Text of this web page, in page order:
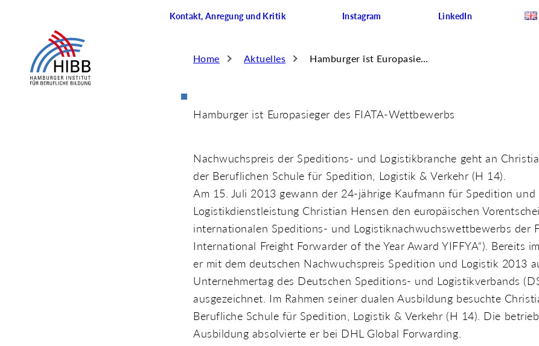
Kontakt, Anregung und Kritik Instagram LinkedIn
Home Aktuelles Hamburger ist Europasieger des FIATA-Wettbewerbs
Hamburger ist Europasieger des FIATA-Wettbewerbs
Nachwuchspreis der Speditions- und Logistikbranche geht an
der Beruflichen Schule für Spedition, Logistik & Verkehr (H 14).
Am 15. Juli 2013 gewann der 24-jährige Kaufmann für Spedition und
Logistikdienstleistung Christian Hensen den europäischen
internationalen Speditions- und Logistiknachwuchswettbewerbs der
International Freight Forwarder of the Year Award YIFFYA“). Bereits
er mit dem deutschen Nachwuchspreis Spedition und Logistik 2013
Unternehmertag des Deutschen Speditions- und Logistikverbands
ausgezeichnet. Im Rahmen seiner dualen Ausbildung besuchte
Berufliche Schule für Spedition, Logistik & Verkehr (H 14). Die
Ausbildung absolvierte er bei DHL Global Forwarding.